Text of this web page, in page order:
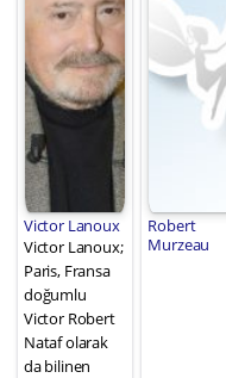
Victor Lanoux
Victor Lanoux;
Paris, Fransa
doğumlu
Victor Robert
Nataf olarak
da bilinen
Robert
Murzeau